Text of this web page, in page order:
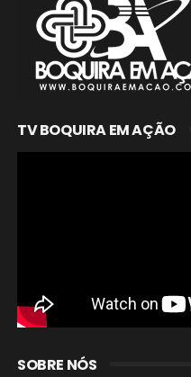
TV BOQUIRA EM AÇÃO
SOBRE NÓS